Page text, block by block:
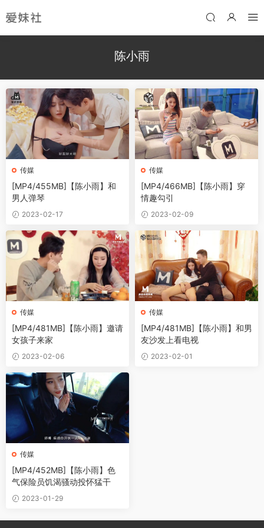
陈小雨
传媒
[MP4/455MB]【陈小雨】和
男人弹琴
2023-02-17
传媒
[MP4/466MB]【陈小雨】穿
情趣勾引
2023-02-09
传媒
[MP4/481MB]【陈小雨】邀请
女孩子来家
2023-02-06
传媒
[MP4/481MB]【陈小雨】和男
友沙发上看电视
2023-02-01
传媒
[MP4/452MB]【陈小雨】色
气保险员饥渴骚动投怀猛干
2023-01-29